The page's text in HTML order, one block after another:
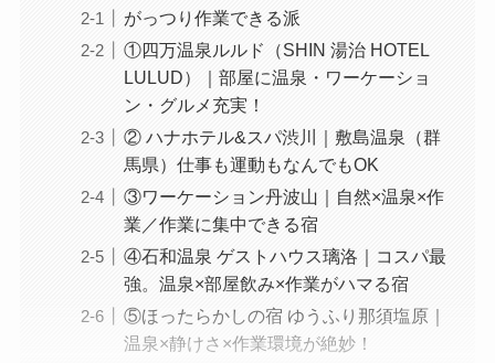
がっつり作業できる派
①四万温泉ルルド（SHIN 湯治 HOTEL
LULUD）｜部屋に温泉・ワーケーショ
ン・グルメ充実！
② ハナホテル&スパ渋川｜敷島温泉（群
馬県）仕事も運動もなんでもOK
③ワーケーション丹波山｜自然×温泉×作
業／作業に集中できる宿
④石和温泉 ゲストハウス璃洛｜コスパ最
強。温泉×部屋飲み×作業がハマる宿
⑤ほったらかしの宿 ゆうふり那須塩原｜
温泉×静けさ×作業環境が絶妙！